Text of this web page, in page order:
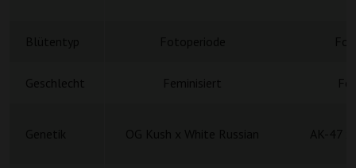
Geschlecht Feminisiert